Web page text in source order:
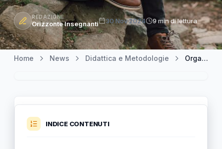
REDAZIONE
Orizzonte Insegnanti 30 Nov 2024 9 min di lettura
Home News Didattica e Metodologie Organizzazione dello Stato: Esplorazione del Ruolo e delle Relazioni tra i Poteri
INDICE CONTENUTI